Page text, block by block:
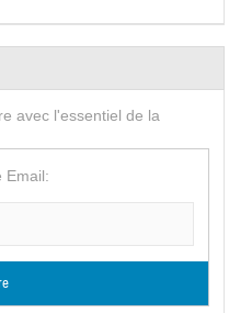
avec l'essentiel de la
Email: